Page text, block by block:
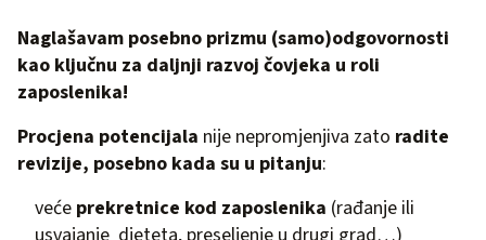
Naglašavam posebno prizmu (samo)odgovornosti
kao ključnu za daljnji razvoj čovjeka u roli
zaposlenika!
Procjena potencijala nije nepromjenjiva zato radite
revizije, posebno kada su u pitanju:
veće prekretnice kod zaposlenika (rađanje ili